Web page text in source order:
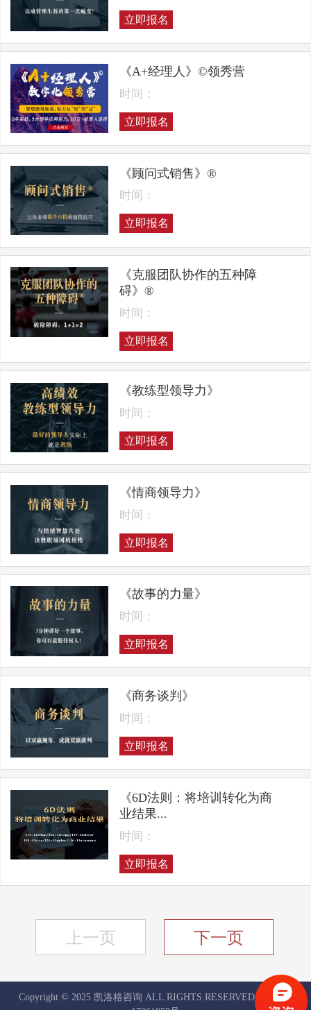
立即报名
《A+经理人》©领秀营
时间：
立即报名
《顾问式销售》®
时间：
立即报名
《克服团队协作的五种障
碍》®
时间：
立即报名
《教练型领导力》
时间：
立即报名
《情商领导力》
时间：
立即报名
《故事的力量》
时间：
立即报名
《商务谈判》
时间：
立即报名
《6D法则：将培训转化为商
业结果...
时间：
立即报名
上一页 下一页
Copyright © 2025 凯洛格咨询 ALL RIGHTS RESERVED
京ICP备